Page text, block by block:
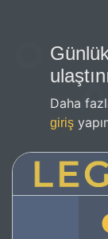
Daha
giriş